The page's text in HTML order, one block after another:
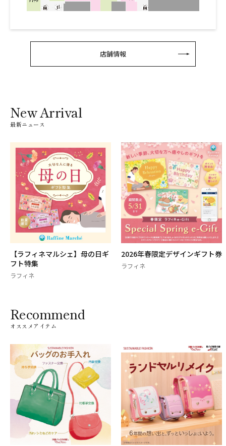
店舗情報
New Arrival
最新ニュース
【ラフィネマルシェ】母の日ギ
フト特集
ラフィネ
2026年春限定デザインギフト券
ラフィネ
Recommend
オススメアイテム